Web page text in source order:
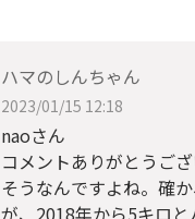
ハマのしんちゃん
2023/01/15 12:18
naoさん
コメントありがとうござ
そうなんですよね。確